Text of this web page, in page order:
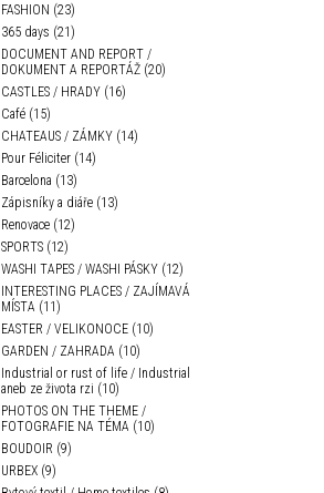
FASHION (23)
365 days (21)
DOCUMENT AND REPORT /
DOKUMENT A REPORTÁŽ (20)
CASTLES / HRADY (16)
Café (15)
CHATEAUS / ZÁMKY (14)
Pour Féliciter (14)
Barcelona (13)
Zápisníky a diáře (13)
Renovace (12)
SPORTS (12)
WASHI TAPES / WASHI PÁSKY (12)
INTERESTING PLACES / ZAJÍMAVÁ
MÍSTA (11)
EASTER / VELIKONOCE (10)
GARDEN / ZAHRADA (10)
Industrial or rust of life / Industrial
aneb ze života rzi (10)
PHOTOS ON THE THEME /
FOTOGRAFIE NA TÉMA (10)
BOUDOIR (9)
URBEX (9)